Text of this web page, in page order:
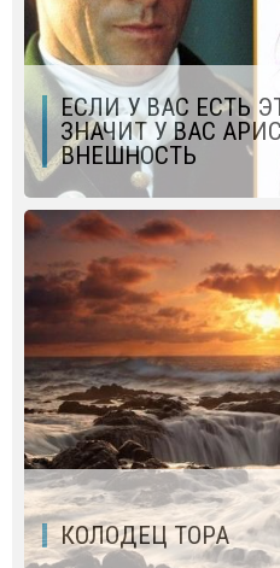
ЕСЛИ У ВАС ЕСТЬ
ЗНАЧИТ У ВАС
ВНЕШНОСТЬ
КОЛОДЕЦ ТОРА